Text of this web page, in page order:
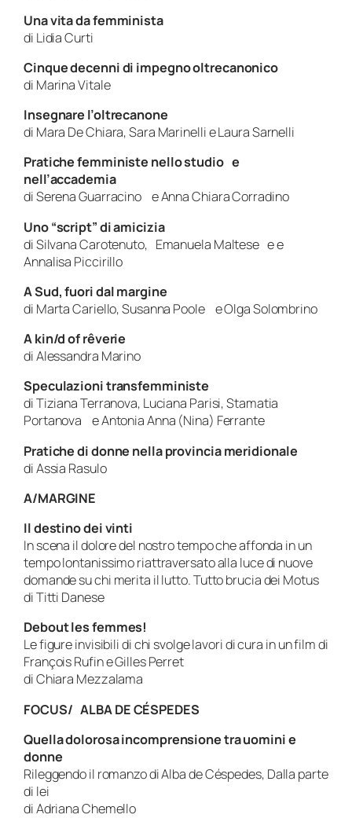
Una vita da femminista
di Lidia Curti
Cinque decenni di impegno oltrecanonico
di Marina Vitale
Insegnare l’oltrecanone
di Mara De Chiara, Sara Marinelli e Laura Sarnelli
Pratiche femministe nello studio e
nell’accademia
di Serena Guarracino e Anna Chiara Corradino
Uno “script” di amicizia
di Silvana Carotenuto, Emanuela Maltese e e
Annalisa Piccirillo
A Sud, fuori dal margine
di Marta Cariello, Susanna Poole e Olga Solombrino
A kin/d of rêverie
di Alessandra Marino
Speculazioni transfemministe
di Tiziana Terranova, Luciana Parisi, Stamatia
Portanova e Antonia Anna (Nina) Ferrante
Pratiche di donne nella provincia meridionale
di Assia Rasulo
A/MARGINE
Il destino dei vinti
In scena il dolore del nostro tempo che affonda in un
tempo lontanissimo riattraversato alla luce di nuove
domande su chi merita il lutto.Tutto bruciadei Motus
di Titti Danese
Debout les femmes!
Le figure invisibili di chi svolge lavori di cura in un film di
François Rufin e Gilles Perret
di Chiara Mezzalama
FOCUS/ ALBA DE CÉSPEDES
Quella dolorosa incomprensione tra uomini e
donne
Rileggendo il romanzo di Alba de Céspedes, Dalla parte
di lei
di Adriana Chemello